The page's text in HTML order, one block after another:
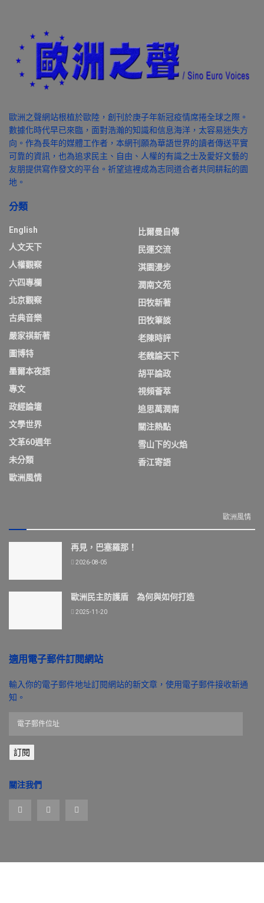
歐洲之聲網站根植於歐陸，創刊於庚子年新冠疫情席捲全球之際。
數據化時代早已來臨，面對浩瀚的知識和信息海洋，太容易迷失方
向。作為長年的媒體工作者，本網刊願為華語世界的讀者傳送平實
可靠的資訊，也為追求民主、自由、人權的有識之士及愛好文藝的
友朋提供寫作發文的平台。祈望這裡成為志同道合者共同耕耘的園
地。
分類
English
人文天下
人權觀察
六四專欄
北京觀察
古典音樂
嚴家祺新著
圖博特
墨爾本夜語
專文
政經論壇
文學世界
文革60週年
未分類
歐洲風情
比爾曼自傳
民運交流
淇園漫步
潤南文苑
田牧新著
田牧筆談
老陳時評
老魏論天下
胡平論政
視頻薈萃
追思萬潤南
關注熱點
雪山下的火焰
香江寄語
歐洲風情
再見，巴塞羅那！
2026-08-05
歐洲民主防護盾 為何與如何打造
2025-11-20
適用電子郵件訂閱網站
輸入你的電子郵件地址訂閱網站的新文章，使用電子郵件接收新通
知。
郵
件
址
訂閱
關注我們